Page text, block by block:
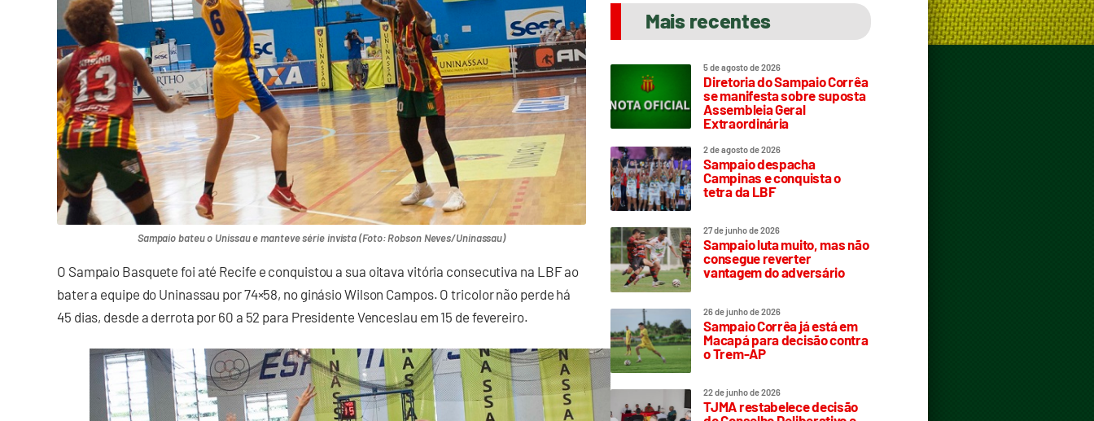
Sampaio bateu o Unissau e manteve série invista (Foto: Robson Neves/Uninassau)
O Sampaio Basquete foi até Recife e conquistou a sua oitava vitória consecutiva na LBF ao
bater a equipe do Uninassau por 74×58, no ginásio Wilson Campos. O tricolor não perde há
45 dias, desde a derrota por 60 a 52 para Presidente Venceslau em 15 de fevereiro.
Mais recentes
5 de agosto de 2026
Diretoria do Sampaio Corrêa
se manifesta sobre suposta
Assembleia Geral
Extraordinária
2 de agosto de 2026
Sampaio despacha
Campinas e conquista o
tetra da LBF
27 de junho de 2026
Sampaio luta muito, mas não
consegue reverter
vantagem do adversário
26 de junho de 2026
Sampaio Corrêa já está em
Macapá para decisão contra
o Trem-AP
22 de junho de 2026
TJMA restabelece decisão